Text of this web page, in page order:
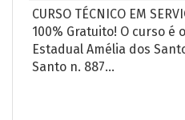
CURSO TÉCNICO EM
100% Gratuito! O curso é
Estadual Amélia dos
Santo n. 887...